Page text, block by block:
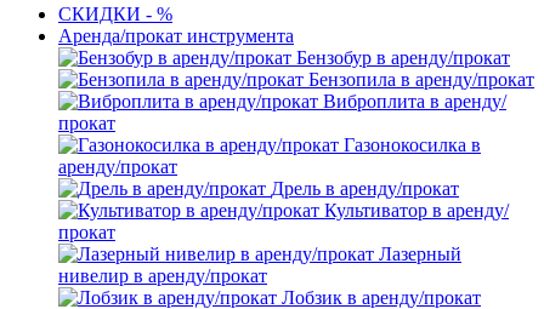
СКИДКИ - %
Аренда/прокат инструмента
Бензобур в аренду/прокат
Бензопила в аренду/прокат
Виброплита в аренду/
прокат
Газонокосилка в
аренду/прокат
Дрель в аренду/прокат
Культиватор в аренду/
прокат
Лазерный
нивелир в аренду/прокат
Лобзик в аренду/прокат